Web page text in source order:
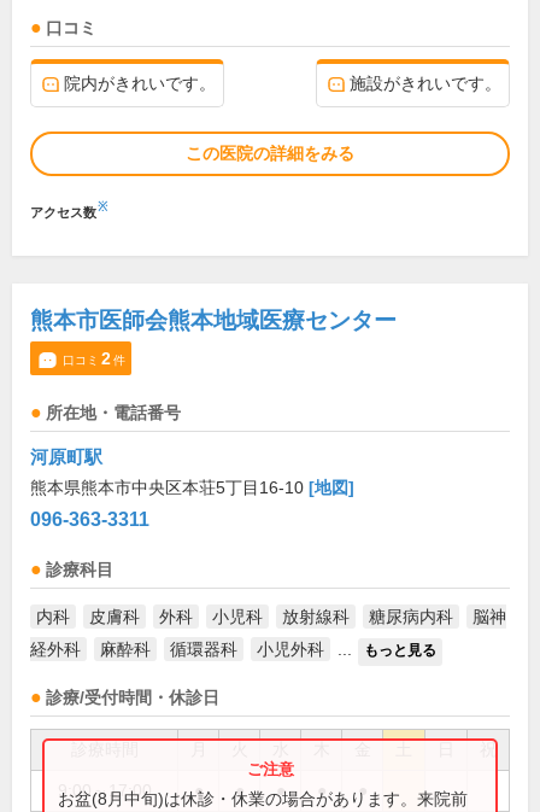
口コミ
院内がきれいです。 施設がきれいです。
この医院の詳細をみる
アクセス数※
熊本市医師会熊本地域医療センター
口コミ 2件
所在地・電話番号
河原町駅
熊本県熊本市中央区本荘5丁目16-10 [地図]
096-363-3311
診療科目
内科 皮膚科 外科 小児科 放射線科 糖尿病内科
脳神
経外科
麻酔科 循環器科 小児外科 もっと見る
診療/受付時間・休診日
祝
9:00～17:00 ● ● ● ● ●
お盆(8月中旬)は休診・休業の場合があります。来院前